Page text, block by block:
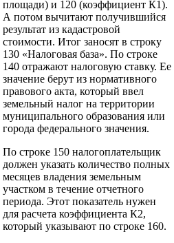
площади) и 120 (коэффициент К1).
А потом вычитают получившийся
результат из кадастровой
стоимости. Итог заносят в строку
130 «Налоговая база». По строке
140 отражают налоговую ставку. Ее
значение берут из нормативного
правового акта, который ввел
земельный налог на территории
муниципального образования или
города федерального значения.
По строке 150 налогоплательщик
должен указать количество полных
месяцев владения земельным
участком в течение отчетного
периода. Этот показатель нужен
для расчета коэффициента К2,
который указывают по строке 160.